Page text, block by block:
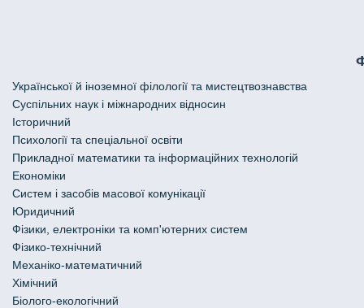
Української й іноземної філології та мистецтвознавства
Cуспільних наук і міжнародних відносин
Історичний
Психології та спеціальної освіти
Прикладної математики та інформаційних технологій
Економіки
Систем і засобів масової комунікації
Юридичний
Фізики, електроніки та комп'ютерних систем
Фізико-технічний
Механіко-математичний
Хімічний
Біолого-екологічний